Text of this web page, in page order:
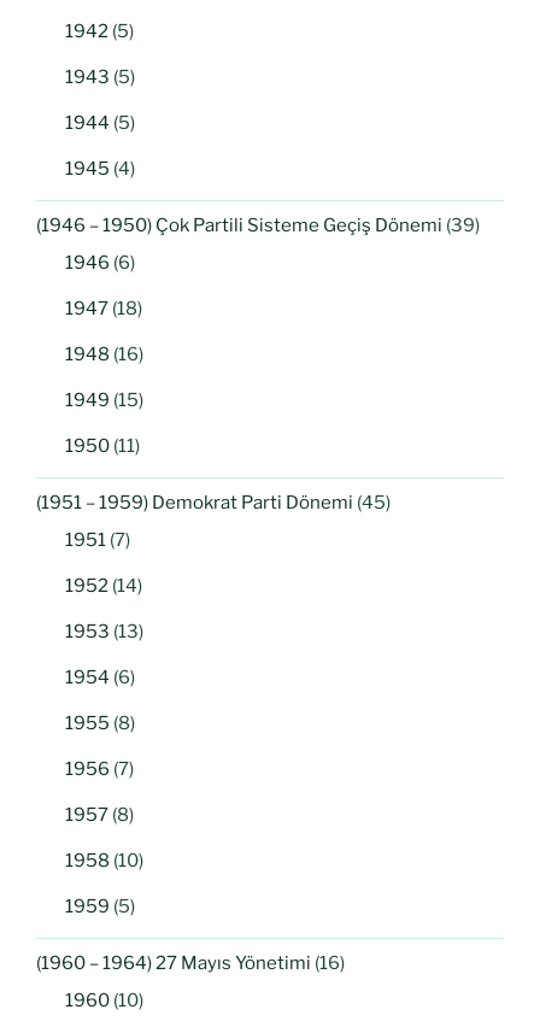
1942 (5)
1943 (5)
1944 (5)
1945 (4)
(1946 – 1950) Çok Partili Sisteme Geçiş Dönemi (39)
1946 (6)
1947 (18)
1948 (16)
1949 (15)
1950 (11)
(1951 – 1959) Demokrat Parti Dönemi (45)
1951 (7)
1952 (14)
1953 (13)
1954 (6)
1955 (8)
1956 (7)
1957 (8)
1958 (10)
1959 (5)
(1960 – 1964) 27 Mayıs Yönetimi (16)
1960 (10)